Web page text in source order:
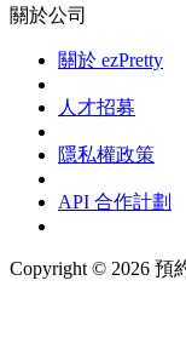
關於公司
關於 ezPretty
人才招募
隱私權政策
API 合作計劃
Copyright © 2026 預